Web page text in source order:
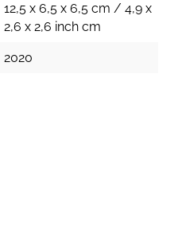
12,5 x 6,5 x 6,5 cm / 4,9 x
2,6 x 2,6 inch cm
2020